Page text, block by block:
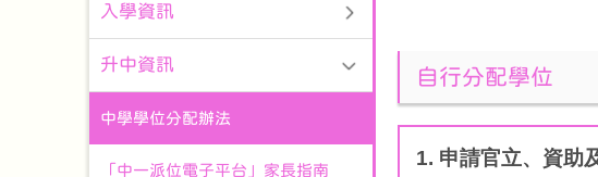
自行分配學位
1. 申請官立、資助
入學資訊
升中資訊
中學學位分配辦法
「中一派位電子平台」家長指南